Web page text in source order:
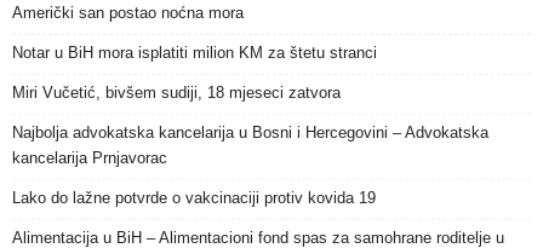
Američki san postao noćna mora
Notar u BiH mora isplatiti milion KM za štetu stranci
Miri Vučetić, bivšem sudiji, 18 mjeseci zatvora
Najbolja advokatska kancelarija u Bosni i Hercegovini – Advokatska
kancelarija Prnjavorac
Lako do lažne potvrde o vakcinaciji protiv kovida 19
Alimentacija u BiH – Alimentacioni fond spas za samohrane roditelje u